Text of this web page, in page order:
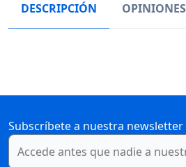
DESCRIPCIÓN OPINIONES
Subscríbete a nuestra newsletter